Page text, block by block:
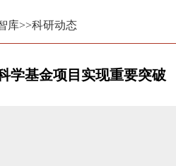
库>>科研动态
学基金项目实现重要突破